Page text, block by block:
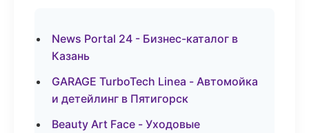
News Portal 24 - Бизнес-каталог в
Казань
GARAGE TurboTech Linea - Автомойка
и детейлинг в Пятигорск
Beauty Art Face - Уходовые